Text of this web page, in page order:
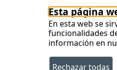
Esta página
En esta web se
funcionalidades
información en